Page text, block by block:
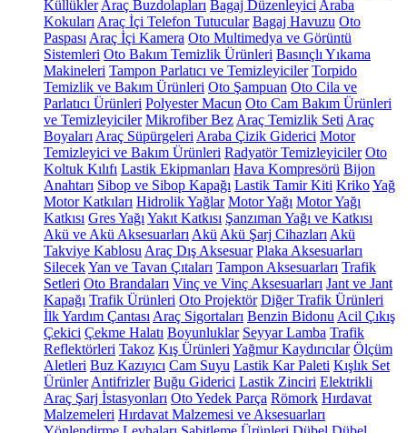
Küllükler Araç Buzdolapları Bagaj Düzenleyici Araba
Kokuları Araç İçi Telefon Tutucular Bagaj Havuzu Oto
Paspası Araç İçi Kamera Oto Multimedya ve Görüntü
Sistemleri Oto Bakım Temizlik Ürünleri Basınçlı Yıkama
Makineleri Tampon Parlatıcı ve Temizleyiciler Torpido
Temizlik ve Bakım Ürünleri Oto Şampuan Oto Cila ve
Parlatıcı Ürünleri Polyester Macun Oto Cam Bakım Ürünleri
ve Temizleyiciler Mikrofiber Bez Araç Temizlik Seti Araç
Boyaları Araç Süpürgeleri Araba Çizik Giderici Motor
Temizleyici ve Bakım Ürünleri Radyatör Temizleyiciler Oto
Koltuk Kılıfı Lastik Ekipmanları Hava Kompresörü Bijon
Anahtarı Sibop ve Sibop Kapağı Lastik Tamir Kiti KrikoYağ
Motor Katkıları Hidrolik Yağlar Motor Yağı Motor Yağı
Katkısı Gres Yağı Yakıt Katkısı Şanzıman Yağı ve Katkısı
Akü ve Akü Aksesuarları Akü Akü Şarj Cihazları Akü
Takviye Kablosu Araç Dış Aksesuar Plaka Aksesuarları
SilecekYan ve Tavan Çıtaları Tampon Aksesuarları Trafik
Setleri Oto Brandaları Vinç ve Vinç Aksesuarları Jant ve Jant
Kapağı Trafik Ürünleri Oto Projektör Diğer Trafik Ürünleri
İlk Yardım Çantası Araç Sigortaları Benzin Bidonu Acil Çıkış
Çekici Çekme Halatı Boyunluklar Seyyar Lamba Trafik
Reflektörleri Takoz Kış Ürünleri Yağmur Kaydırıcılar Ölçüm
Aletleri Buz Kazıyıcı Cam Suyu Lastik Kar Paleti Kışlık Set
Ürünler Antifrizler Buğu Giderici Lastik Zinciri Elektrikli
Araç Şarj İstasyonları Oto Yedek Parça Römork Hırdavat
Malzemeleri Hırdavat Malzemesi ve Aksesuarları